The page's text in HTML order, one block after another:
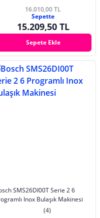
16.010,00 TL
Sepette
15.209,50 TL
Sepete Ekle
SMS26DI00T Serie 2 6
Inox Bulaşık Makinesi
(4)